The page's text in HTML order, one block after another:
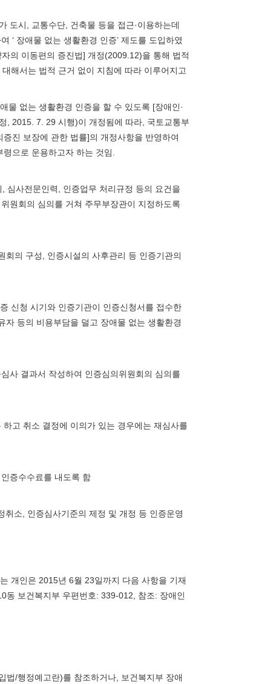
도시, 교통수단, 건축물 등을 접근·이용하는데
‘ 장애물 없는 생활환경 인증’ 제도를 도입하였
의 이동편의 증진법] 개정(2009.12)을 통해 법적
해서는 법적 근거 없이 지침에 따라 이루어지고
물 없는 생활환경 인증을 할 수 있도록 [장애인·
, 2015. 7. 29 시행)이 개정됨에 따라, 국토교통부
진 보장에 관한 법률]의 개정사항을 반영하여
으로 운용하고자 하는 것임.
심사전문인력, 인증업무 처리규정 등의 요건을
원회의 심의를 거쳐 주무부장관이 지정하도록
의 구성, 인증시설의 사후관리 등 인증기관의
신청 시기와 인증기관이 인증신청서를 접수한
등의 비용부담을 덜고 장애물 없는 생활환경
사 결과서 작성하여 인증심의위원회의 심의를
고 취소 결정에 이의가 있는 경우에는 재심사를
증수수료를 내도록 함
소, 인증심사기준의 제정 및 개정 등 인증운영
개인은 2015년 6월 23일까지 다음 사항을 기재
동 보건복지부 우편번호: 339-012, 참조: 장애인
/행정예고란)를 참조하거나, 보건복지부 장애